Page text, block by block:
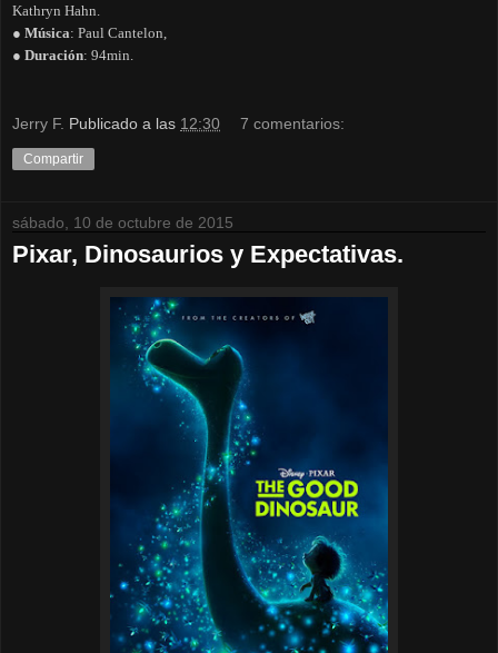
Kathryn Hahn.
● Música: Paul Cantelon,
● Duración: 94min.
Jerry F. Publicado a las 12:30 7 comentarios:
Compartir
sábado, 10 de octubre de 2015
Pixar, Dinosaurios y Expectativas.